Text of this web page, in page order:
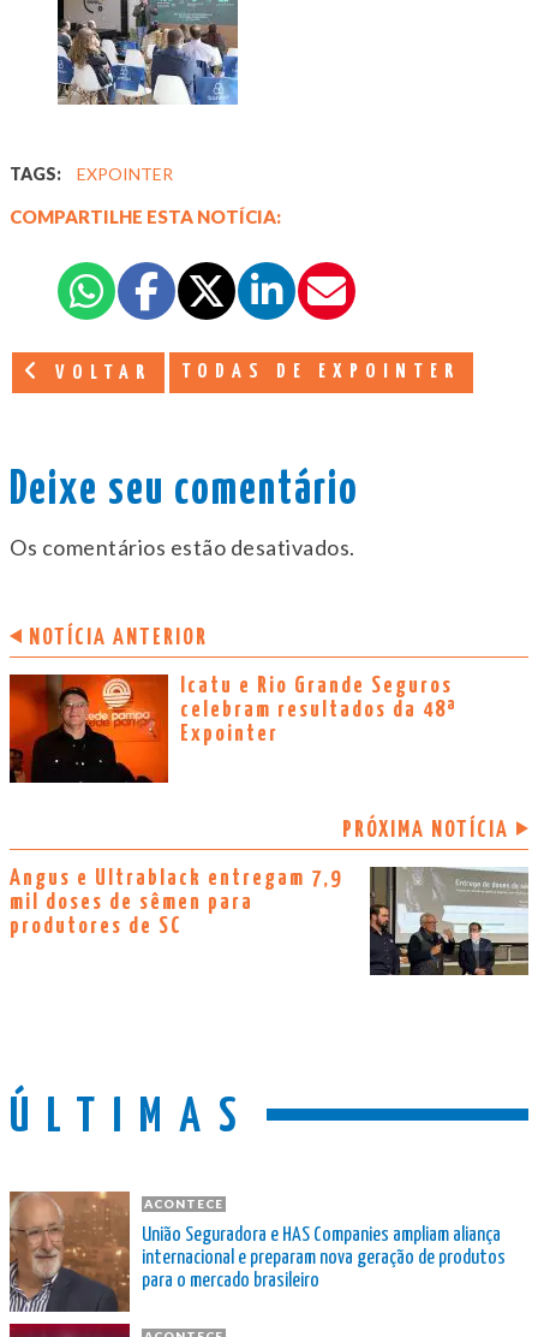
TAGS: EXPOINTER
COMPARTILHE ESTA NOTÍCIA:
VOLTAR TODAS DE EXPOINTER
Deixe seu comentário
Os comentários estão desativados.
NOTÍCIA ANTERIOR
Icatu e Rio Grande Seguros
celebram resultados da 48ª
Expointer
PRÓXIMA NOTÍCIA
Angus e Ultrablack entregam 7,9
mil doses de sêmen para
produtores de SC
ÚLTIMAS
ACONTECE
União Seguradora e HAS Companies ampliam aliança
internacional e preparam nova geração de produtos
para o mercado brasileiro